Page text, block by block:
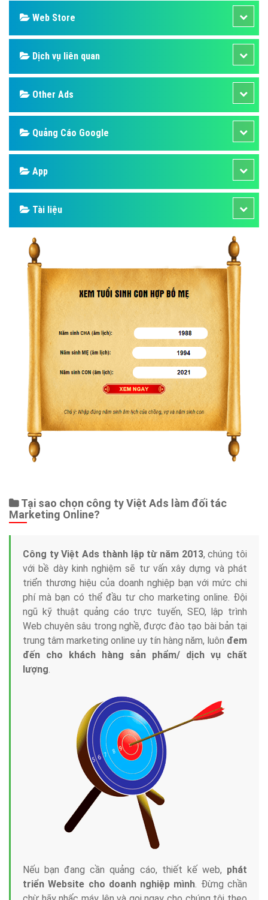
Web Store
Dịch vụ liên quan
Other Ads
Quảng Cáo Google
App
Tài liệu
Tại sao chọn công ty Việt Ads làm đối tác
Marketing Online?
Công ty Việt Ads thành lập từ năm 2013, chúng tôi
với bề dày kinh nghiệm sẽ tư vấn xây dựng và phát
triển thương hiệu của doanh nghiệp bạn với mức chi
phí mà bạn có thể đầu tư cho marketing online. Đội
ngũ kỹ thuật quảng cáo trực tuyến, SEO, lập trình
Web chuyên sâu trong nghề, được đào tạo bài bản tại
trung tâm marketing online uy tín hàng năm, luôn đem
đến cho khách hàng sản phẩm/ dịch vụ chất
lượng.
Nếu bạn đang cần quảng cáo, thiết kế web, phát
triển Website cho doanh nghiệp mình. Đừng chần